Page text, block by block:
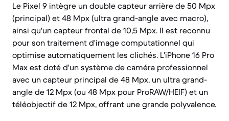
Le Pixel 9 intègre un double capteur arrière de 50 Mpx
(principal) et 48 Mpx (ultra grand-angle avec macro),
ainsi qu'un capteur frontal de 10,5 Mpx. Il est reconnu
pour son traitement d'image computationnel qui
optimise automatiquement les clichés. L'iPhone 16 Pro
Max est doté d'un système de caméra professionnel
avec un capteur principal de 48 Mpx, un ultra grand-
angle de 12 Mpx (ou 48 Mpx pour ProRAW/HEIF) et un
téléobjectif de 12 Mpx, offrant une grande polyvalence.